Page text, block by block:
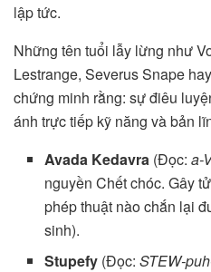
lập tức.
Những tên tuổi lẫy lừng như
Lestrange, Severus Snape
chứng minh rằng: sự điêu
ánh trực tiếp kỹ năng và bản
Avada Kedavra (Đọc:a-
nguyền Chết chóc. Gây
phép thuật nào chắn lại
sinh).
Stupefy (Đọc:STEW-